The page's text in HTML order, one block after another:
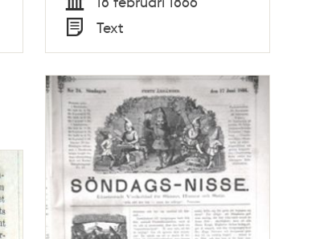
nr 7, den 18 februari 1866
Tid
Typ
Text